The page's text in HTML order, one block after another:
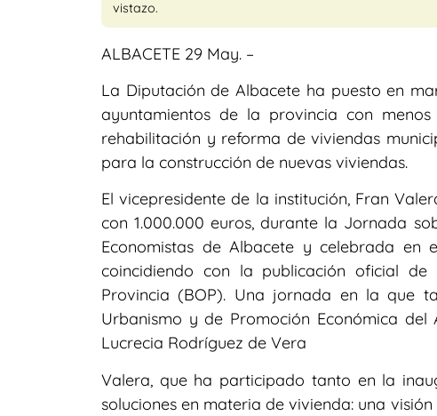
vistazo.
ALBACETE 29 May. –
La Diputación de Albacete ha puesto en
ayuntamientos de la provincia con
rehabilitación y reforma de viviendas
para la construcción de nuevas viviendas.
El vicepresidente de la institución, Fran
con 1.000.000 euros, durante la Jornada
Economistas de Albacete y celebrada
coincidiendo con la publicación oficial
Provincia (BOP). Una jornada en la que
Urbanismo y de Promoción Económica
Lucrecia Rodríguez de Vera
Valera, que ha participado tanto en la
soluciones en materia de vivienda: una